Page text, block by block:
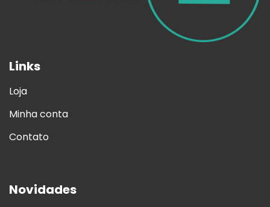
Links
Loja
Minha conta
Contato
Novidades